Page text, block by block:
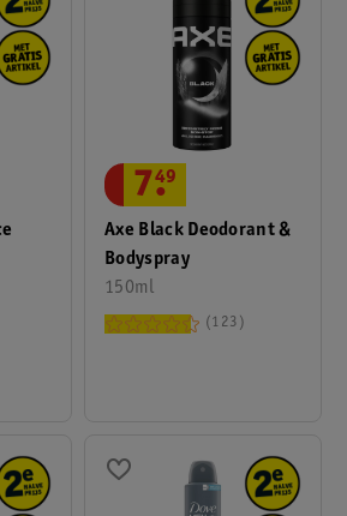
Axe Black Deodorant &
Bodyspray
150ml
7.
49
123